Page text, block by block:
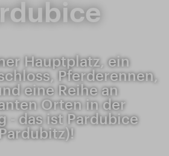
Hauptplatz, ein
Pferderennen,
eine Reihe an
Orten in der
- das ist Pardubice